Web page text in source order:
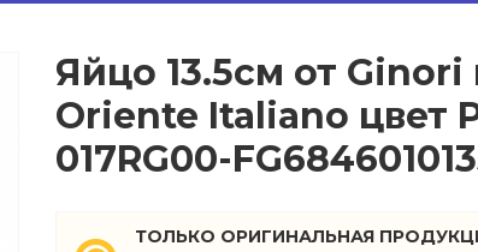
Яйцо 13.5см от
Oriente Italiano цвет
017RG00-
ТОЛЬКО ОРИГИНАЛЬНАЯ